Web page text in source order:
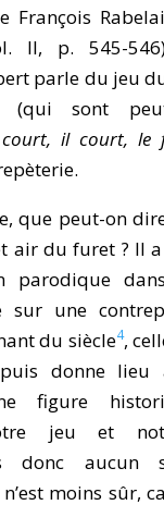
François
II, p. 545-
parle du jeu
(qui sont
il court, le
que peut-on
air du furet ? Il
parodique
sur une
du siècle4,
donne lieu
figure
jeu et
donc aucun
moins sûr,